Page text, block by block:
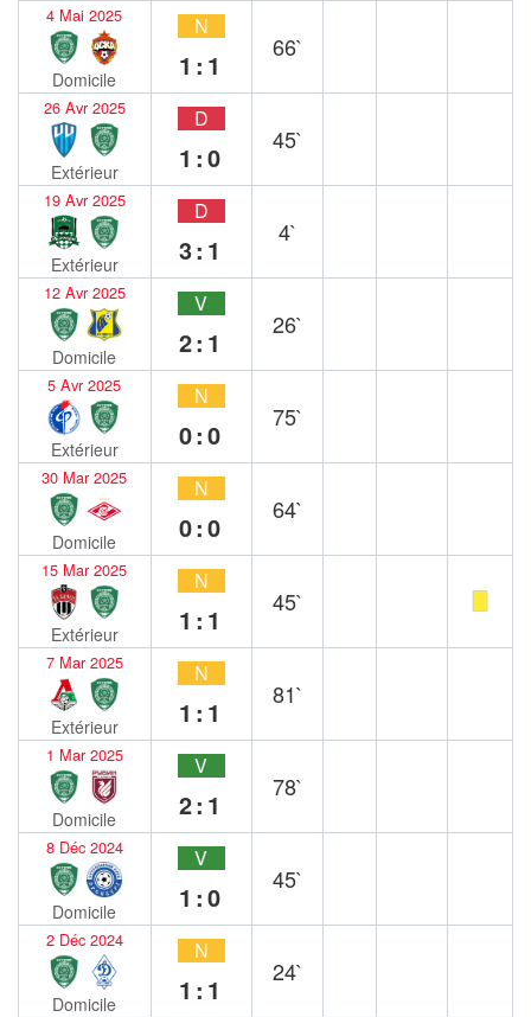
4 Mai 2025
Domicile
N
1:1
66`
26 Avr 2025
Extérieur
D
1:0
45`
19 Avr 2025
Extérieur
D
3:1
4`
12 Avr 2025
Domicile
V
2:1
26`
5 Avr 2025
Extérieur
N
0:0
75`
30 Mar 2025
Domicile
N
0:0
64`
15 Mar 2025
Extérieur
N
1:1
45`
7 Mar 2025
Extérieur
N
1:1
81`
1 Mar 2025
Domicile
V
2:1
78`
8 Déc 2024
Domicile
V
1:0
45`
2 Déc 2024
Domicile
N
1:1
24`